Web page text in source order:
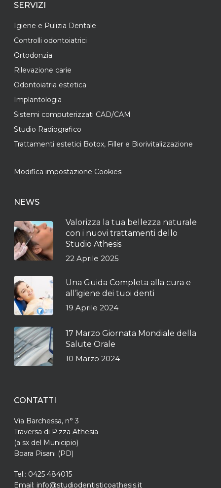
SERVIZI
Igiene e Pulizia Dentale
Controlli odontoiatrici
Ortodonzia
Rilevazione carie
Odontoiatria estetica
Implantologia
Sistemi computerizzati CAD/CAM
Studio Radiografico
Trattamenti estetici Botox, Filler e Biorivitalizzazione
Modifica impostazione Cookies
NEWS
Valorizza la tua bellezza naturale
con i nuovi trattamenti dello
Studio Athesis
22 Aprile 2025
Una Guida Completa alla cura e
all’igiene dei tuoi denti
19 Aprile 2024
17 Marzo Giornata Mondiale della
Salute Orale
10 Marzo 2024
CONTATTI
Via Barchessa, n° 3
Traversa di P.zza Athesia
(a sx del Municipio)
Boara Pisani (PD)
Tel.: 0425 484015
Email: info@studiodentisticoathesis.it